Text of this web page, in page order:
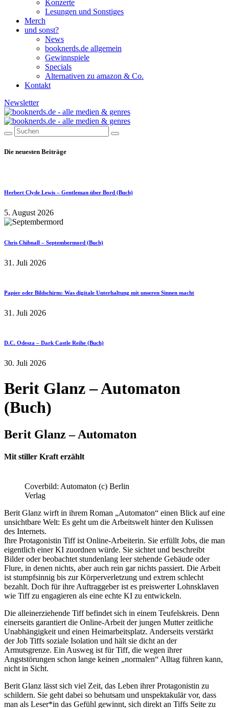
Konzerte
Lesungen und Sonstiges
Merch
und sonst?
News
booknerds.de allgemein
Gewinnspiele
Specials
Alternativen zu amazon & Co.
Kontakt
Newsletter
Die neuesten Beiträge
Herbert Clyde Lewis – Gentleman über Bord (Buch)
5. August 2026
Chris Chibnall – Septembermord (Buch)
31. Juli 2026
Papier oder Bildschirm: Was digitale Unterhaltung mit unseren Sinnen macht
31. Juli 2026
D.C. Odesza – Dark Castle Reihe (Buch)
30. Juli 2026
Berit Glanz – Automaton
(Buch)
Berit Glanz – Automaton
Mit stiller Kraft erzählt
Coverbild: Automaton (c) Berlin
Verlag
Berit Glanz wirft in ihrem Roman „Automaton“ einen Blick auf eine
unsichtbare Welt: Es geht um die Arbeitswelt hinter den Kulissen
des Internets.
Ihre Protagonistin Tiff ist Online-Arbeiterin. Sie erfüllt Jobs, die man
eigentlich einer KI zuordnen würde. Sie sichtet und beschreibt
Bilder oder beobachtet stundenlang leer stehende Gebäude oder
Flure, in denen nichts, aber auch rein gar nichts passiert. Die Arbeit
ist stumpfsinnig bis zur Körperverletzung und extrem schlecht
bezahlt. Doch für ihre Auftraggeber ist es preiswerter Lohnsklaven
wie Tiff zu engagieren als eine echte KI zu entwickeln.
Die alleinerziehende Tiff befindet sich in einem Teufelskreis. Denn
einerseits garantiert die Online-Arbeit der jungen Mutter zeitliche
Unabhängigkeit und einen Heimarbeitsplatz. Anderseits verstärkt
der Job Tiffs soziale Isolation und hält sie dicht an der
Armutsgrenze. Ein Ausweg ist für Tiff, die wegen ihrer
Angststörungen schon lange keinen „normalen“ Alltag führen kann,
nicht in Sicht.
Berit Glanz lässt sich viel Zeit, das Leben ihrer Protagonistin zu
schildern. Sie geht dabei so behutsam und unspektakulär vor, dass
man als Leser*in das Gefühl gewinnt, sich direkt an Tiffs Seite zu